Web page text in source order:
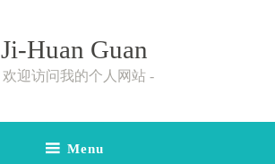
Ji-Huan Guan
欢迎访问我的个人网站
Menu